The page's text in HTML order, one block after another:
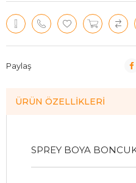
Paylaş
ÜRÜN ÖZELLIKLERI
SPREY BOYA